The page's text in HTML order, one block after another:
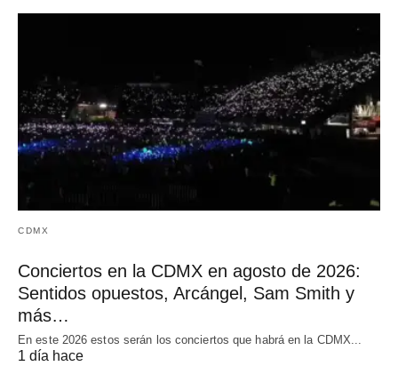
CDMX
Conciertos en la CDMX en agosto de 2026:
Sentidos opuestos, Arcángel, Sam Smith y
más…
En este 2026 estos serán los conciertos que habrá en la CDMX...
1 día hace